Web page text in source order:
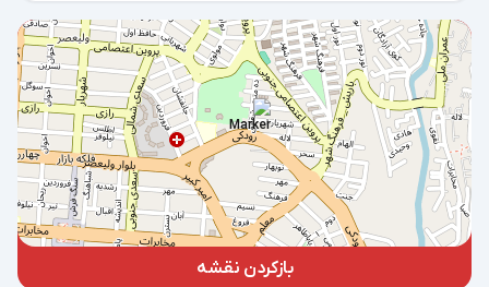
بازکردن نقشه